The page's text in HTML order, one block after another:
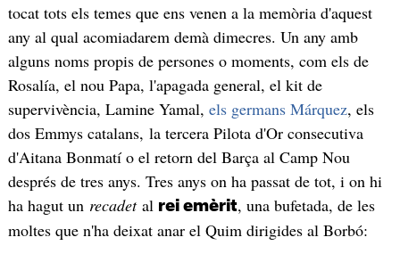
tocat tots els temes que ens venen a la memòria d'aquest
any al qual acomiadarem demà dimecres. Un any amb
alguns noms propis de persones o moments, com els de
Rosalía, el nou Papa, l'apagada general, el kit de
supervivència, Lamine Yamal, els germans Márquez, els
dos Emmys catalans, la tercera Pilota d'Or consecutiva
d'Aitana Bonmatí o el retorn del Barça al Camp Nou
després de tres anys. Tres anys on ha passat de tot, i on hi
ha hagut un recadetal rei emèrit, una bufetada, de les
moltes que n'ha deixat anar el Quim dirigides al Borbó: